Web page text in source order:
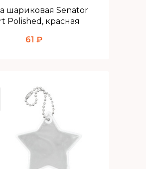
шариковая Senator
Polished, красная
61 ₽